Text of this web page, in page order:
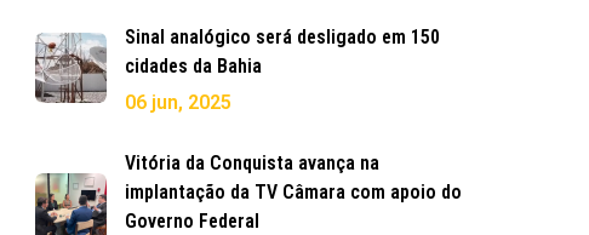
Sinal analógico será desligado em 150
cidades da Bahia
06 jun, 2025
Vitória da Conquista avança na
implantação da TV Câmara com apoio do
Governo Federal